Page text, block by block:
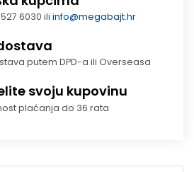
527 6030 iliinfo@megabajt.hr
putem DPD-a ili Overseasa
svoju kupovinu
plaćanja do 36 rata